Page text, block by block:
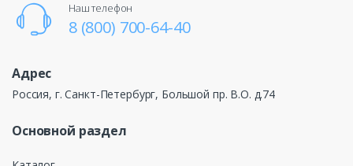
Наш телефон
8 (800) 700-64-40
Адрес
Россия, г. Санкт-Петербург, Большой пр. В.О. д.74
Основной раздел